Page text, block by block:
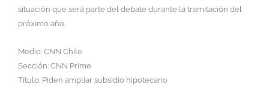
situación que será parte del debate durante la tramitación del
próximo año.
Medio: CNN Chile
Sección: CNN Prime
Título: Piden ampliar subsidio hipotecario